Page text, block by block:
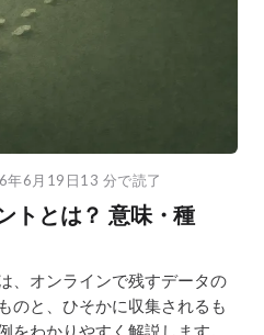
年6月19日13 分で読了
トとは？ 意味・種
、オンラインで残すデータの
のと、ひそかに収集されるも